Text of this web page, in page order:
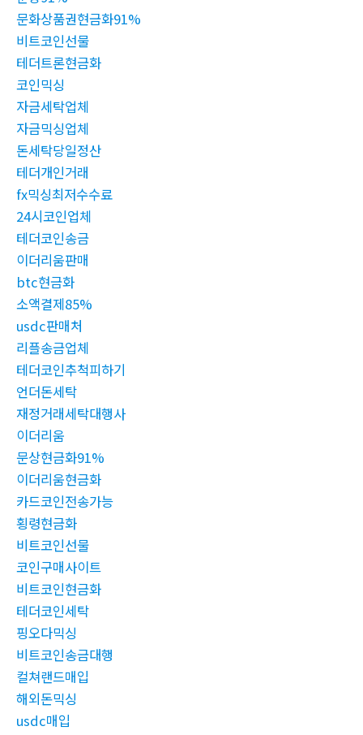
문화상품권현금화91%
비트코인선물
테더트론현금화
코인믹싱
자금세탁업체
자금믹싱업체
돈세탁당일정산
테더개인거래
fx믹싱최저수수료
24시코인업체
테더코인송금
이더리움판매
btc현금화
소액결제85%
usdc판매처
리플송금업체
테더코인추척피하기
언더돈세탁
재정거래세탁대행사
이더리움
문상현금화91%
이더리움현금화
카드코인전송가능
횡령현금화
비트코인선물
코인구매사이트
비트코인현금화
테더코인세탁
핑오다믹싱
비트코인송금대행
컬쳐랜드매입
해외돈믹싱
usdc매입